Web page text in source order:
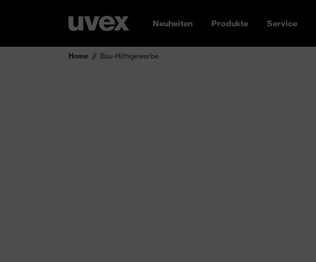
Neuheiten Produkte Service
Home Bau-Hilfsgewerbe